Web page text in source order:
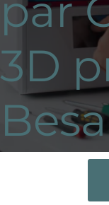
par
3D